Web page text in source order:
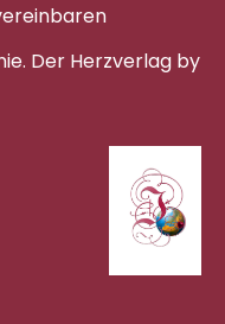
Der Herzverlag by